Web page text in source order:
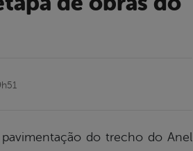
pavimentação do trecho do Anel